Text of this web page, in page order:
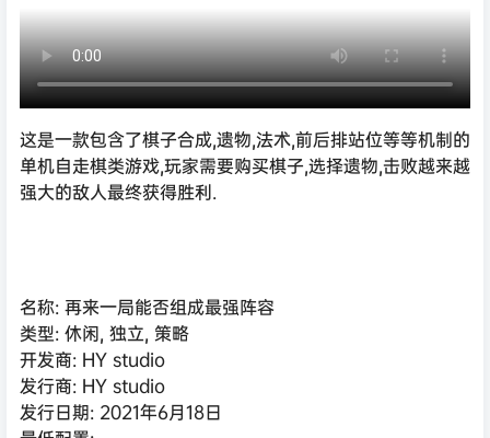
这是一款包含了棋子合成,遗物,法术,前后排站位等等机制的
单机自走棋类游戏,玩家需要购买棋子,选择遗物,击败越来越
强大的敌人最终获得胜利.
名称: 再来一局能否组成最强阵容
类型: 休闲, 独立, 策略
开发商: HY studio
发行商: HY studio
发行日期: 2021年6月18日